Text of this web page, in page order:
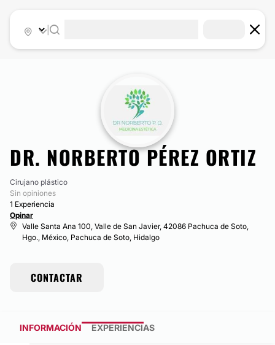
DR. NORBERTO PÉREZ ORTIZ
Cirujano plástico
Sin opiniones
1 Experiencia
Opinar
Valle Santa Ana 100, Valle de San Javier, 42086 Pachuca de Soto,
Hgo., México, Pachuca de Soto, Hidalgo
CONTACTAR
INFORMACIÓN EXPERIENCIAS